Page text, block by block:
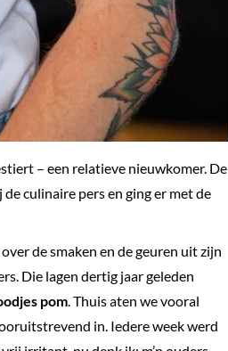
– een relatieve nieuwkomer. De
culinaire pers en ging er met de
de smaken en de geuren uit zijn
Die lagen dertig jaar geleden
pom. Thuis aten we vooral
in. Iedere week werd